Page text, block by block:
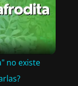
no existe